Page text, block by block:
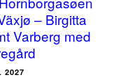
– Birgitta
Varberg med
2027